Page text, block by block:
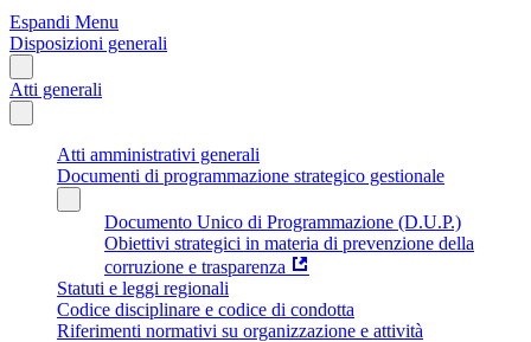
Espandi Menu
Disposizioni generali
Atti generali
Atti amministrativi generali
Documenti di programmazione strategico gestionale
Documento Unico di Programmazione (D.U.P.)
Obiettivi strategici in materia di prevenzione della
corruzione e trasparenza
Statuti e leggi regionali
Codice disciplinare e codice di condotta
Riferimenti normativi su organizzazione e attività